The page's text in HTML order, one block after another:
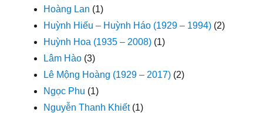
Hoàng Lan (1)
Huỳnh Hiếu – Huỳnh Háo (1929 – 1994) (2)
Huỳnh Hoa (1935 – 2008) (1)
Lâm Hào (3)
Lê Mộng Hoàng (1929 – 2017) (2)
Ngọc Phu (1)
Nguyễn Thanh Khiết(1)